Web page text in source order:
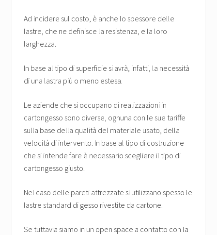
Ad incidere sul costo, è anche lo spessore delle
lastre, che ne definisce la resistenza, e la loro
larghezza.
In base al tipo di superficie si avrà, infatti, la necessità
di una lastra più o meno estesa.
Le aziende che si occupano di realizzazioni in
cartongesso sono diverse, ognuna con le sue tariffe
sulla base della qualità del materiale usato, della
velocità di intervento. In base al tipo di costruzione
che si intende fare è necessario scegliere il tipo di
cartongesso giusto.
Nel caso delle pareti attrezzate si utilizzano spesso le
lastre standard di gesso rivestite da cartone.
Se tuttavia siamo in un open space a contatto con la